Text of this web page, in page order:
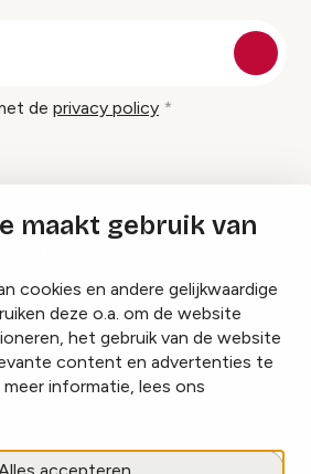
maakt gebruik van
cookies en andere gelijkwaardige
deze o.a. om de website
het gebruik van de website
content en advertenties te
informatie, lees ons
de privacy policy
Events Magazine